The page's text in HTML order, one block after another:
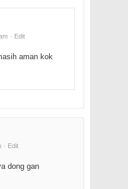
· Edit
aman kok
· Edit
dong gan